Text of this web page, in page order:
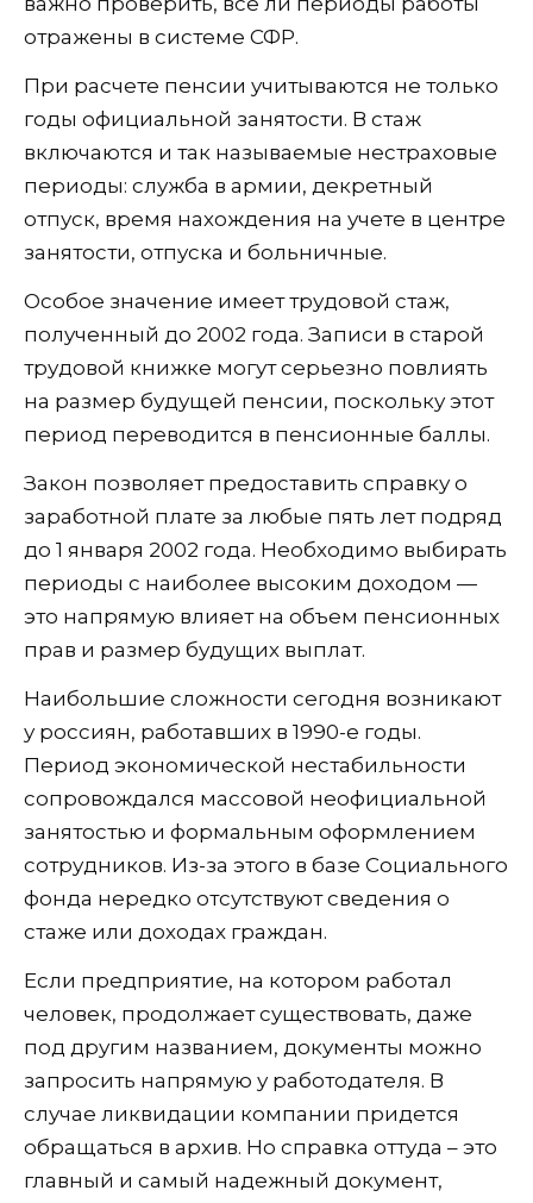
отражены в системе СФР.
При расчете пенсии учитываются не только
годы официальной занятости. В стаж
включаются и так называемые нестраховые
периоды: служба в армии, декретный
отпуск, время нахождения на учете в центре
занятости, отпуска и больничные.
Особое значение имеет трудовой стаж,
полученный до 2002 года. Записи в старой
трудовой книжке могут серьезно повлиять
на размер будущей пенсии, поскольку этот
период переводится в пенсионные баллы.
Закон позволяет предоставить справку о
заработной плате за любые пять лет подряд
до 1 января 2002 года. Необходимо выбирать
периоды с наиболее высоким доходом —
это напрямую влияет на объем пенсионных
прав и размер будущих выплат.
Наибольшие сложности сегодня возникают
у россиян, работавших в 1990-е годы.
Период экономической нестабильности
сопровождался массовой неофициальной
занятостью и формальным оформлением
сотрудников. Из-за этого в базе Социального
фонда нередко отсутствуют сведения о
стаже или доходах граждан.
Если предприятие, на котором работал
человек, продолжает существовать, даже
под другим названием, документы можно
запросить напрямую у работодателя. В
случае ликвидации компании придется
обращаться в архив. Но справка оттуда – это
главный и самый надежный документ,